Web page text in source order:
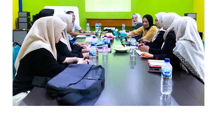
Kualitas
Tinggi,
Lab
Populer
Persiapkan
Akreditasi